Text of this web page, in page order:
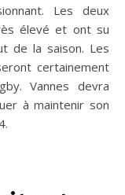
Les deux
élevé et ont su
de la saison. Les
certainement
Vannes devra
à maintenir son